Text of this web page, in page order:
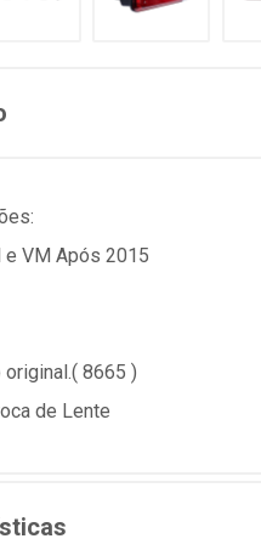
e VM Após 2015
8665 )
de Lente